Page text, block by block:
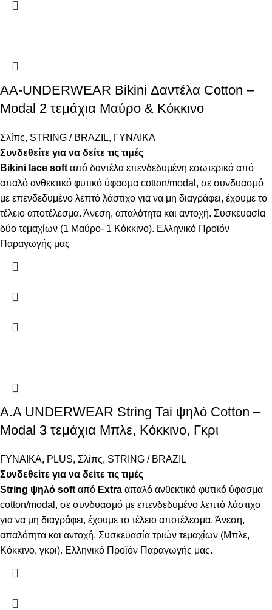
AA-UNDERWEAR Bikini Δαντέλα Cotton –
Modal 2 τεμάχια Μαύρο & Κόκκινο
Σλίπς, STRING / BRAZIL, ΓΥΝΑΙΚΑ
Συνδεθείτε για να δείτε τις τιμές
Bikini lace soft από δαντέλα επενδεδυμένη εσωτερικά από
απαλό ανθεκτικό φυτικό ύφασμα cotton/modal, σε συνδυασμό
με επενδεδυμένο λεπτό λάστιχο για να μη διαγράφει, έχουμε το
τέλειο αποτέλεσμα. Άνεση, απαλότητα και αντοχή. Συσκευασία
δύο τεμαχίων (1 Μαύρο- 1 Κόκκινο). Ελληνικό Προϊόν
Παραγωγής μας
A.A UNDERWEAR String Tai ψηλό Cotton –
Modal 3 τεμάχια Μπλε, Κόκκινο, Γκρι
ΓΥΝΑΙΚΑ, PLUS, Σλίπς, STRING / BRAZIL
Συνδεθείτε για να δείτε τις τιμές
String ψηλό soft από Extra απαλό ανθεκτικό φυτικό ύφασμα
cotton/modal, σε συνδυασμό με επενδεδυμένο λεπτό λάστιχο
για να μη διαγράφει, έχουμε το τέλειο αποτέλεσμα. Άνεση,
απαλότητα και αντοχή. Συσκευασία τριών τεμαχίων (Μπλε,
Κόκκινο, γκρι). Ελληνικό Προϊόν Παραγωγής μας.